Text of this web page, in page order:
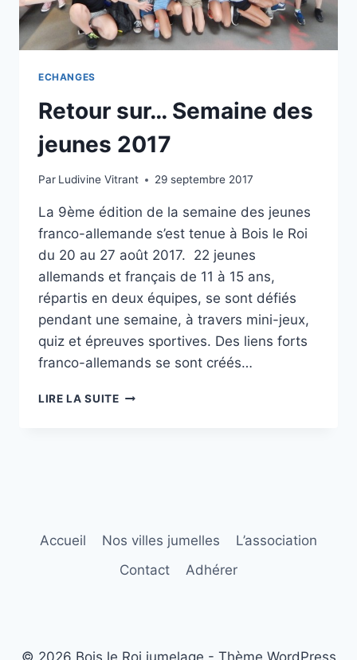
ECHANGES
Retour sur… Semaine des
jeunes 2017
Par Ludivine Vitrant 29 septembre 2017
La 9ème édition de la semaine des jeunes
franco-allemande s’est tenue à Bois le Roi
du 20 au 27 août 2017. 22 jeunes
allemands et français de 11 à 15 ans,
répartis en deux équipes, se sont défiés
pendant une semaine, à travers mini-jeux,
quiz et épreuves sportives. Des liens forts
franco-allemands se sont créés…
LIRE LA SUITERETOUR
Accueil Nos villes jumelles
L’association
Contact
Adhérer
© 2026 Bois le Roi jumelage - Thème WordPress